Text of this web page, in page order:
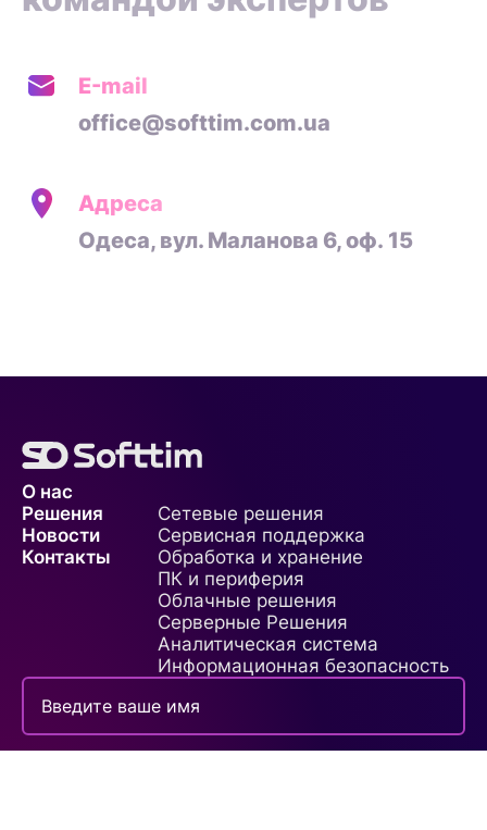
Е-mail
office@softtim.com.ua
Адреса
Одеса, вул. Маланова 6, оф. 15
О нас
Решения
Сетевые решения
Сервисная поддержка
Обработка и хранение
ПК и периферия
Облачные решения
Серверные Решения
Аналитическая система
Информационная безопасность
Новости
Контакты